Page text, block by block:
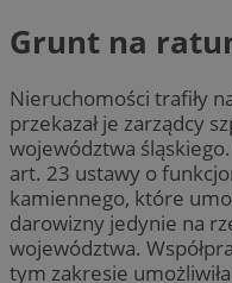
Grunt na
Nieruchomości trafiły
przekazał je zarządcy
województwa
art. 23 ustawy o
kamiennego, które
darowizny jedynie na
województwa.
tym zakresie